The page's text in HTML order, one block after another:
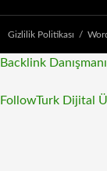
Gizlilik Politikası
Backlink Danışmanı
FollowTurk Dijital